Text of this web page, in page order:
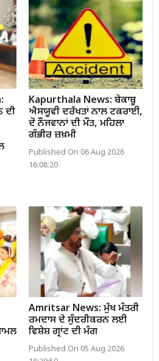
ਦੀ
Kapurthala News: ਬੇਕਾਬੂ
ਐਸਯੂਵੀ ਦਰੱਖਤਾਂ ਨਾਲ ਟਕਰਾਈ,
ਦੋ ਨੌਜਵਾਨਾਂ ਦੀ ਮੌਤ, ਮਹਿਲਾ
ਗੰਭੀਰ ਜ਼ਖ਼ਮੀ
Published On 06 Aug 2026
16:08:20
Amritsar News: ਮੁੱਖ ਮੰਤਰੀ
ਰਮਦਾਸ ਦੇ ਸੁੰਦਰੀਕਰਨ ਲਈ
ਵਿਸ਼ੇਸ਼ ਗ੍ਰਾਂਟ ਦੀ ਮੰਗ
Published On 05 Aug 2026